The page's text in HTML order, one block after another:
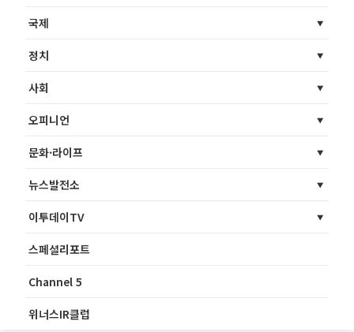
국제
정치
사회
오피니언
문화·라이프
뉴스발전소
이투데이TV
스페셜리포트
Channel 5
위너스IR클럽